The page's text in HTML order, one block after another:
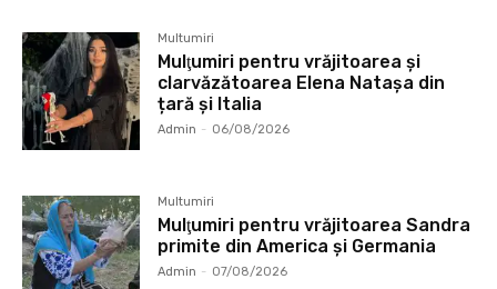
Multumiri
Mulţumiri pentru vrăjitoarea și
clarvăzătoarea Elena Natașa din
țară și Italia
Admin - 06/08/2026
Multumiri
Mulţumiri pentru vrăjitoarea Sandra
primite din America și Germania
Admin - 07/08/2026